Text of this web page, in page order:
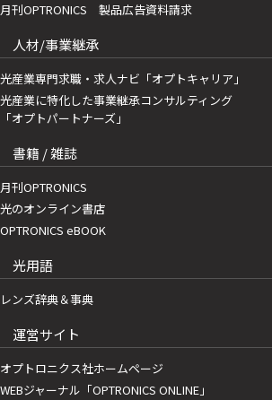
月刊OPTRONICS 製品広告資料請求
人材/事業継承
光産業専門求職・求人ナビ「オプトキャリア」
光産業に特化した事業継承コンサルティング
「オプトパートナーズ」
書籍 / 雑誌
月刊OPTRONICS
光のオンライン書店
OPTRONICS eBOOK
光用語
レンズ辞典＆事典
運営サイト
オプトロニクス社ホームページ
WEBジャーナル「OPTRONICS ONLINE」